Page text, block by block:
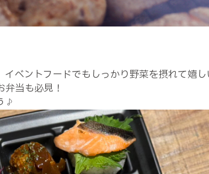
ベントフードでもしっかり野菜を摂れて嬉
当も必見！
♪